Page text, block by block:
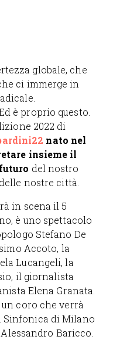
globale, che
ci immerge in
è proprio questo.
2022 di
nato nel
insieme il
del nostro
nostre città.
in scena il 5
è uno spettacolo
Stefano De
Accoto, la
Lucangeli, la
il giornalista
Elena Granata.
coro che verrà
Sinfonica di Milano
Baricco.